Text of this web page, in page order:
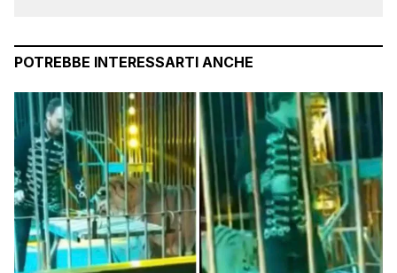
POTREBBE INTERESSARTI ANCHE